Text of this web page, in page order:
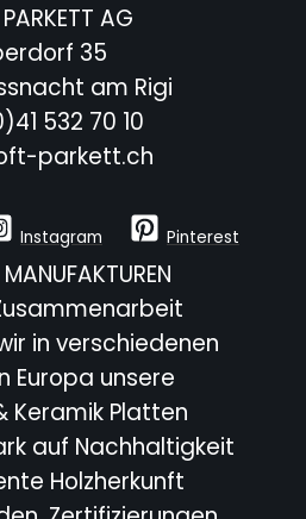
AG
35
am Rigi
532 70 10
parkett.ch
Instagram Pinterest
in verschiedenen
Europa unsere
Keramik Platten
auf Nachhaltigkeit
Holzherkunft